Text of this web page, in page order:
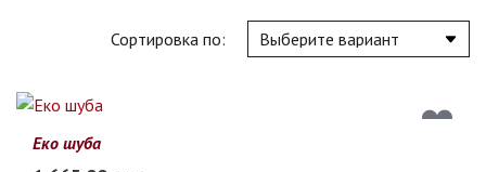
Сортировка по:
Еко шуба